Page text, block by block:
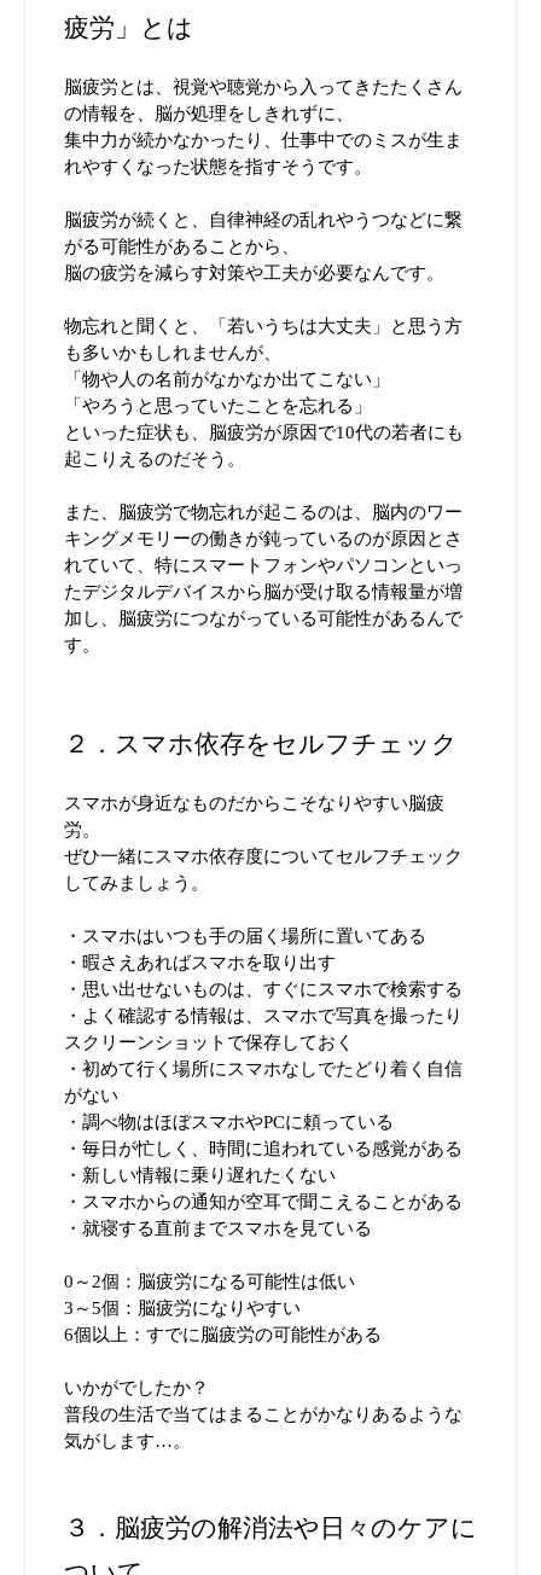
疲労」とは
脳疲労とは、視覚や聴覚から入ってきたたくさん
の情報を、脳が処理をしきれずに、
集中力が続かなかったり、仕事中でのミスが生ま
れやすくなった状態を指すそうです。
脳疲労が続くと、自律神経の乱れやうつなどに繋
がる可能性があることから、
脳の疲労を減らす対策や工夫が必要なんです。
物忘れと聞くと、「若いうちは大丈夫」と思う方
も多いかもしれませんが、
「物や人の名前がなかなか出てこない」
「やろうと思っていたことを忘れる」
といった症状も、脳疲労が原因で10代の若者にも
起こりえるのだそう。
また、脳疲労で物忘れが起こるのは、脳内のワー
キングメモリーの働きが鈍っているのが原因とさ
れていて、特にスマートフォンやパソコンといっ
たデジタルデバイスから脳が受け取る情報量が増
加し、脳疲労につながっている可能性があるんで
す。
２．スマホ依存をセルフチェック
スマホが身近なものだからこそなりやすい脳疲
労。
ぜひ一緒にスマホ依存度についてセルフチェック
してみましょう。
・スマホはいつも手の届く場所に置いてある
・暇さえあればスマホを取り出す
・思い出せないものは、すぐにスマホで検索する
・よく確認する情報は、スマホで写真を撮ったり
スクリーンショットで保存しておく
・初めて行く場所にスマホなしでたどり着く自信
がない
・調べ物はほぼスマホやPCに頼っている
・毎日が忙しく、時間に追われている感覚がある
・新しい情報に乗り遅れたくない
・スマホからの通知が空耳で聞こえることがある
・就寝する直前までスマホを見ている
0～2個：脳疲労になる可能性は低い
3～5個：脳疲労になりやすい
6個以上：すでに脳疲労の可能性がある
いかがでしたか？
普段の生活で当てはまることがかなりあるような
気がします…。
３．脳疲労の解消法や日々のケアに